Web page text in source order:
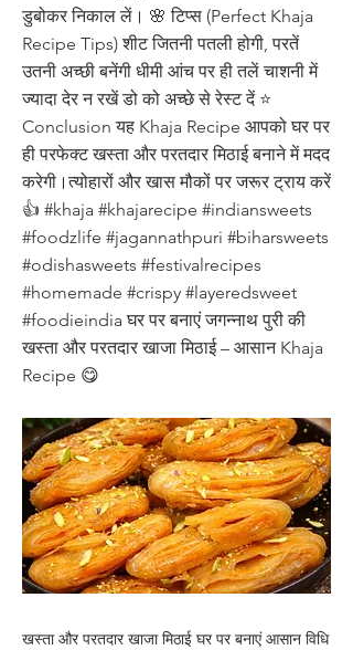
डुबोकर निकाल लें। 🌸 टिप्स (Perfect Khaja
Recipe Tips) शीट जितनी पतली होगी, परतें
उतनी अच्छी बनेंगी धीमी आंच पर ही तलें चाशनी में
ज्यादा देर न रखें डो को अच्छे से रेस्ट दें ⭐
Conclusion यह Khaja Recipe आपको घर पर
ही परफेक्ट खस्ता और परतदार मिठाई बनाने में मदद
करेगी।त्योहारों और खास मौकों पर जरूर ट्राय करें
👍 #khaja #khajarecipe #indiansweets
#foodzlife #jagannathpuri #biharsweets
#odishasweets #festivalrecipes
#homemade #crispy #layeredsweet
#foodieindia घर पर बनाएं जगन्नाथ पुरी की
खस्ता और परतदार खाजा मिठाई – आसान Khaja
Recipe 😋
खस्ता और परतदार खाजा मिठाई घर पर बनाएं आसान विधि